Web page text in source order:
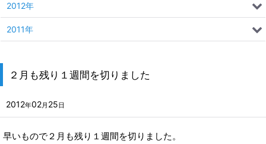
２月も残り１週間を切りました
2012年02月 25日
早いもので２月も残り１週間を切りました。
2012年
2011年